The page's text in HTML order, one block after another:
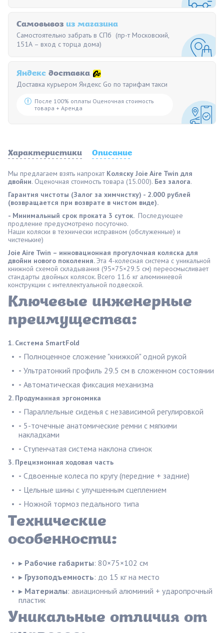
Самовывоз из магазина
Самостоятельно забрать в СПб (пр-т Московский,
151А – вход с торца дома)
Яндекс доставка
Доставка курьером Яндекс Go по тарифам такси
После 100% оплаты Оценочная стоимость
товара + Аренда
Характеристики Описание
Мы предлагаем взять напрокат Коляску Joie Aire Twin для
двойни. Оценочная стоимость товара (15.000). Без залога.
Гарантия чистоты (Залог за химчистку) - 2.000 рублей
(возвращается при возврате в чистом виде).
- Минимальный срок проката 3 суток. Последующее
продление предусмотрено посуточно.
Наши коляски в технически исправном (обслуженные) и
чистенькие)
Joie Aire Twin – инновационная прогулочная коляска для
двойни нового поколения.Эта 4-колесная система с уникальной
книжной схемой складывания (95×75×29.5 см) переосмысливает
стандарты двойных колясок. Всего 11.6 кг алюминиевой
конструкции с интеллектуальной подвеской.
Ключевые инженерные
преимущества:
1. Система SmartFold
- Полноценное сложение "книжкой" одной рукой
- Ультратонкий профиль 29.5 см в сложенном состоянии
- Автоматическая фиксация механизма
2. Продуманная эргономика
- Параллельные сиденья с независимой регулировкой
- 5-точечные анатомические ремни с мягкими
накладками
- Ступенчатая система наклона спинок
3. Прецизионная ходовая часть
- Сдвоенные колеса по кругу (передние + задние)
- Цельные шины с улучшенным сцеплением
- Ножной тормоз педального типа
Технические
особенности:
▸ Рабочие габариты: 80×75×102 см
▸ Грузоподъемность: до 15 кг на место
▸ Материалы: авиационный алюминий + ударопрочный
пластик
Уникальные отличия от